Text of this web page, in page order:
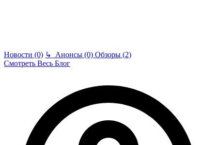
Новости (0) ↳ Анонсы (0) Обзоры (2)
Смотреть Весь Блог